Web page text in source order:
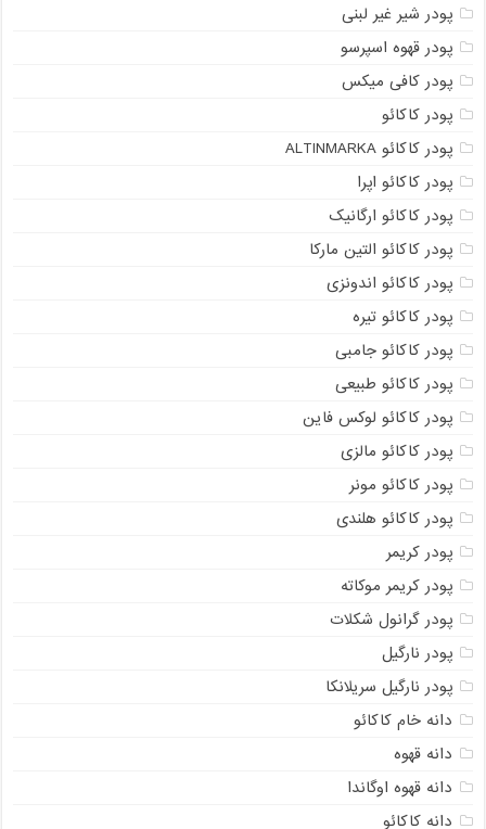
پودر شیر غیر لبنی
پودر قهوه اسپرسو
پودر کافی میکس
پودر کاکائو
پودر کاکائو ALTINMARKA
پودر کاکائو اپرا
پودر کاکائو ارگانیک
پودر کاکائو التین مارکا
پودر کاکائو اندونزی
پودر کاکائو تیره
پودر کاکائو جامبی
پودر کاکائو طبیعی
پودر کاکائو لوکس فاین
پودر کاکائو مالزی
پودر کاکائو مونر
پودر کاکائو هلندی
پودر کریمر
پودر کریمر موکاته
پودر گرانول شکلات
پودر نارگیل
پودر نارگیل سریلانکا
دانه خام کاکائو
دانه قهوه
دانه قهوه اوگاندا
دانه کاکائو